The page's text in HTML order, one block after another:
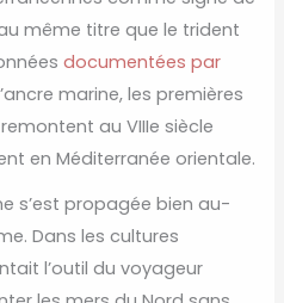
même titre que le trident
documentées par
marine, les premières
au VIIIe siècle
en Méditerranée orientale.
s’est propagée bien au-
Dans les cultures
l’outil du voyageur